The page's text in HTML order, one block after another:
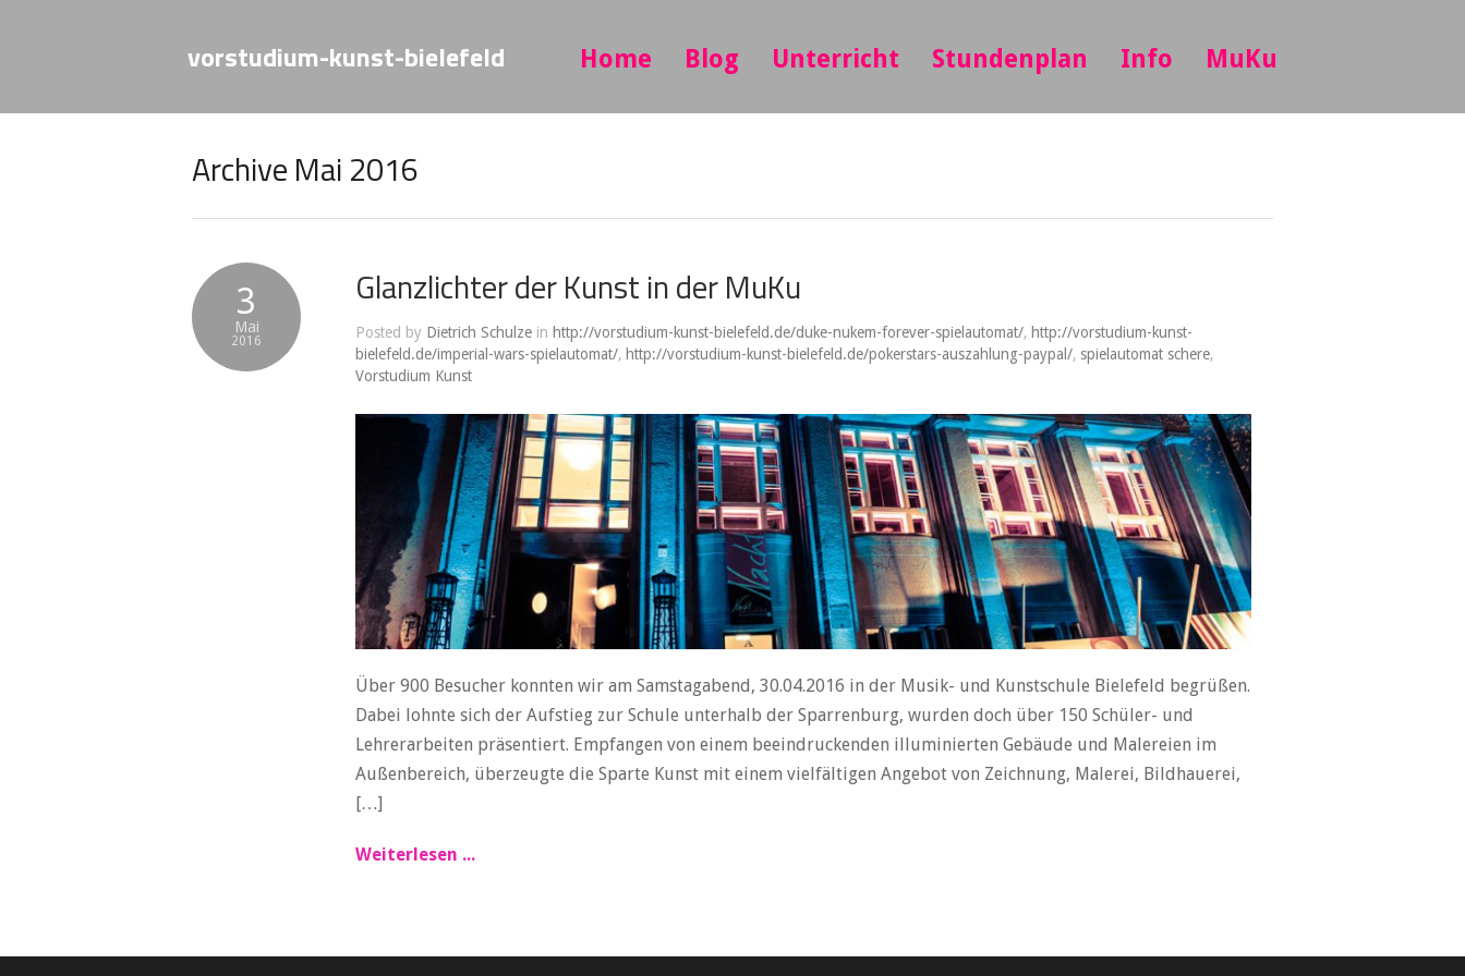
vorstudium-kunst-bielefeld Home Blog Unterricht Stundenplan Info MuKu
Archive Mai 2016
3
Mai
2016
Glanzlichter der Kunst in der MuKu
Posted by Dietrich Schulze in http://vorstudium-kunst-bielefeld.de/duke-nukem-forever-spielautomat/, http://vorstudium-kunst-
bielefeld.de/imperial-wars-spielautomat/, http://vorstudium-kunst-bielefeld.de/pokerstars-auszahlung-paypal/, spielautomat schere,
Vorstudium Kunst
Über 900 Besucher konnten wir am Samstagabend, 30.04.2016 in der Musik- und Kunstschule Bielefeld begrüßen.
Dabei lohnte sich der Aufstieg zur Schule unterhalb der Sparrenburg, wurden doch über 150 Schüler- und
Lehrerarbeiten präsentiert. Empfangen von einem beeindruckenden illuminierten Gebäude und Malereien im
Außenbereich, überzeugte die Sparte Kunst mit einem vielfältigen Angebot von Zeichnung, Malerei, Bildhauerei,
[…]
Weiterlesen ...